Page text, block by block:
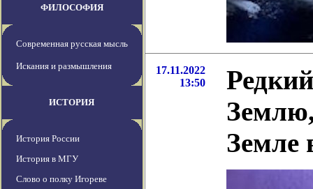
ФИЛОСОФИЯ
Современная русская мысль
Искания и размышления
ИСТОРИЯ
История России
История в МГУ
Слово о полку Игореве
17.11.2022
13:50
Земле